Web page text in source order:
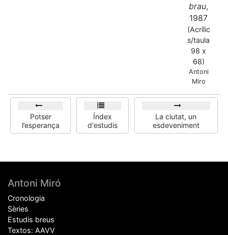
brau,
1987
(Acrílic
s/taula
98 x
68)
Antoni
Miro
Potser
l’esperança
Índex
d'estudis
La ciutat, un
esdeveniment
de
pàgina
Antoni Miró
Cronologia
Sèries
Estudis breus
Textos: AAVV